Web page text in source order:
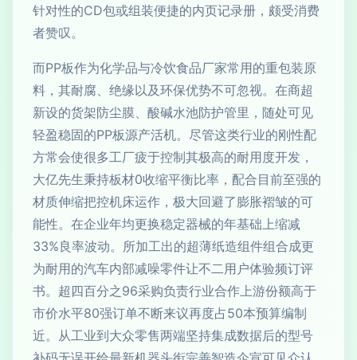
针对性的CD包或组装便捷的内页记录册，颇受消费
者赞叹。
而PP板作为化学品与冷饮食品厂家常用的重包装原
料，其耐腐、绝缘以及环保优势不可忽视。在商超
新设的货架防尘膜、酸碱水池防护管里，随处可见
轻盈稳固的PP板源产活机。尽管这类行业的刚性配
方常会使很多工厂疲于控制其极高的耐用度开发，
大亿先生秉持板材0收缩平衡比率，配合目前至强的
材质伸缩把控机床运作，极大回避了膨胀褶皱的可
能性。在企业年均更换稳定器械的年基础上缩减
33%良率波动。所加工出的超薄纸造组件组合成更
为耐用的汽车内部减噪零件让不二用户体验频订评
书。超四百分之96采购负责行业合作上游份额高于
市价水平80强订单不断来议再度占50本预算编制
近。从工业到大众零售两端坚持集成数据后的型号